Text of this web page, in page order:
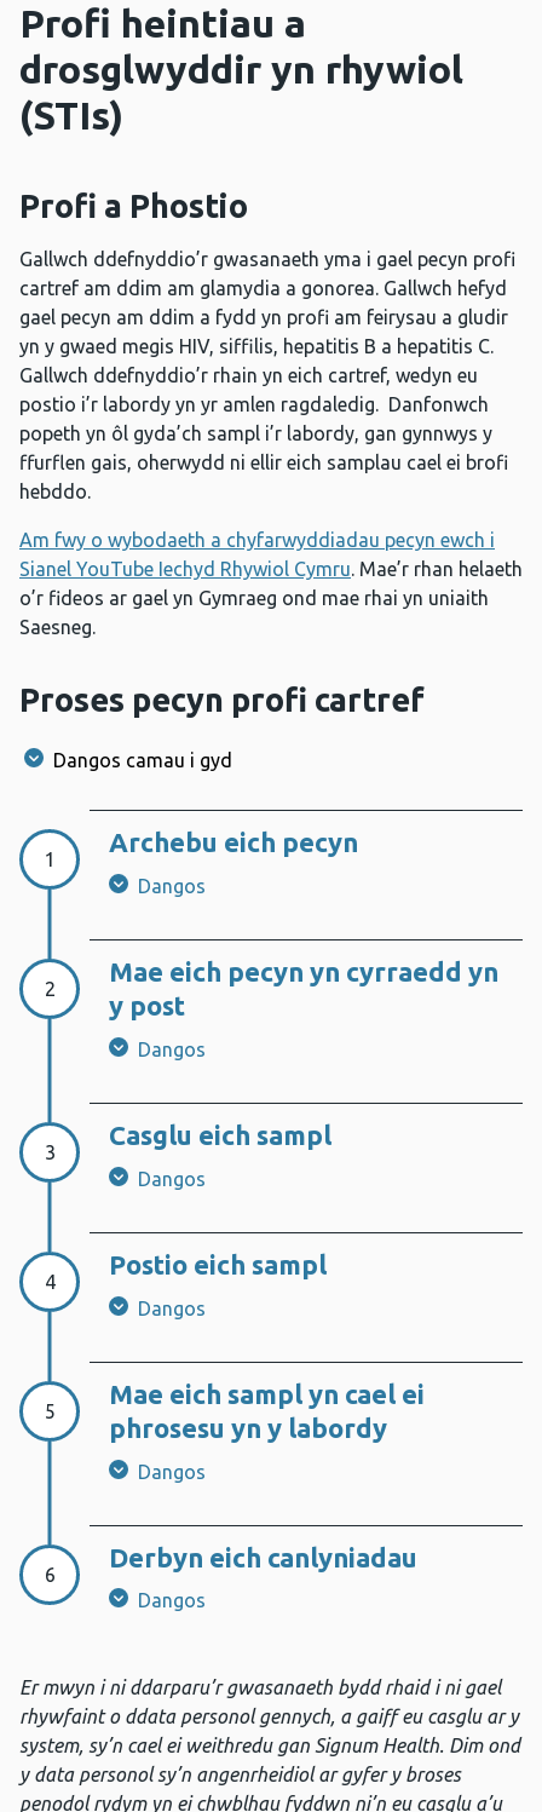
Profi heintiau a
drosglwyddir yn rhywiol
(STIs)
Profi a Phostio
Gallwch ddefnyddio’r gwasanaeth yma i gael pecyn profi
cartref am ddim am glamydia a gonorea. Gallwch hefyd
gael pecyn am ddim a fydd yn profi am feirysau a gludir
yn y gwaed megis HIV, siffilis, hepatitis B a hepatitis C.
Gallwch ddefnyddio’r rhain yn eich cartref, wedyn eu
postio i’r labordy yn yr amlen ragdaledig. Danfonwch
popeth yn ôl gyda’ch sampl i’r labordy, gan gynnwys y
ffurflen gais, oherwydd ni ellir eich samplau cael ei brofi
hebddo.
Am fwy o wybodaeth a chyfarwyddiadau pecyn ewch i
Sianel YouTube Iechyd Rhywiol Cymru. Mae’r rhan helaeth
o’r fideos ar gael yn Gymraeg ond mae rhai yn uniaith
Saesneg.
Proses pecyn profi cartref
Dangos camau i gyd
1
Cam 1:
Archebu eich pecyn
Dangos
2
Cam 2:
Mae eich pecyn yn cyrraedd yn
y post
Dangos
3
Cam 3:
Casglu eich sampl
Dangos
4
Cam 4:
Postio eich sampl
Dangos
5
Cam 5:
Mae eich sampl yn cael ei
phrosesu yn y labordy
Dangos
6
Cam 6:
Derbyn eich canlyniadau
Dangos
Er mwyn i ni ddarparu’r gwasanaeth bydd rhaid i ni gael
rhywfaint o ddata personol gennych, a gaiff eu casglu ar y
system, sy’n cael ei weithredu gan Signum Health. Dim ond
y data personol sy’n angenrheidiol ar gyfer y broses
penodol rydym yn ei chwblhau fyddwn ni’n eu casglu a’u